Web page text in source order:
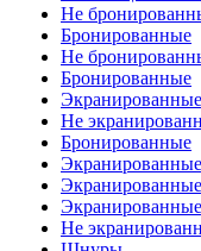
Не
Бронированные
Не
Бронированные
Не
Бронированные
Не